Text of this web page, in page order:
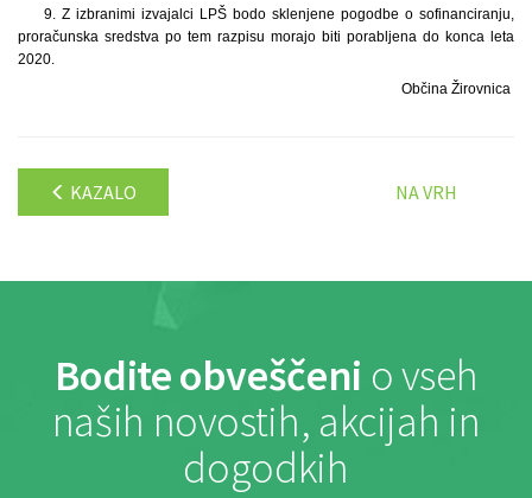
9. Z izbranimi izvajalci LPŠ bodo sklenjene pogodbe o sofinanciranju,
proračunska sredstva po tem razpisu morajo biti porabljena do konca leta
2020.
Občina Žirovnica
KAZALO NA VRH
Bodite obveščeni o vseh
naših novostih, akcijah in
dogodkih